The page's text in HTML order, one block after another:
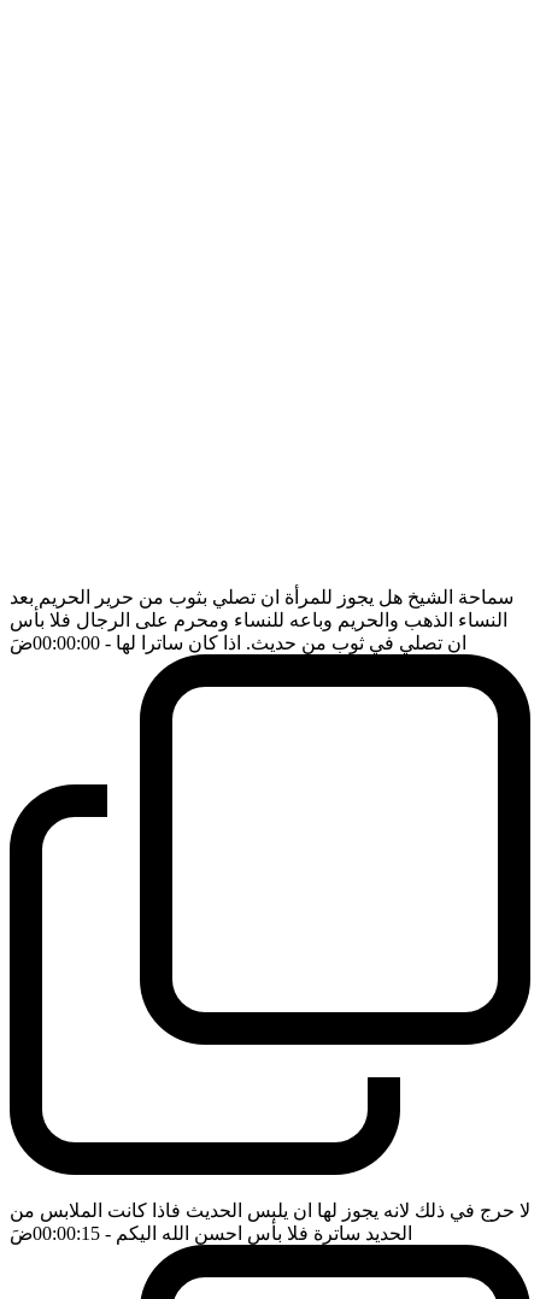
سماحة الشيخ هل يجوز للمرأة ان تصلي بثوب من حرير الحريم بعد
النساء الذهب والحريم وباعه للنساء ومحرم على الرجال فلا بأس
ان تصلي في ثوب من حديث. اذا كان ساترا لها - 00:00:00 ضَ
لا حرج في ذلك لانه يجوز لها ان يلبس الحديث فاذا كانت الملابس من
الحديد ساترة فلا بأس احسن الله اليكم - 00:00:15 ضَ